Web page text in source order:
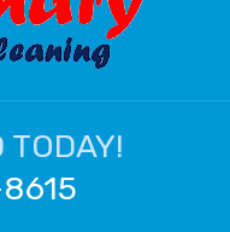
TODAY!